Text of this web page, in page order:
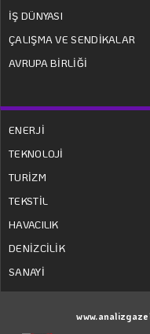
İŞ DÜNYASI
ÇALIŞMA VE SENDİKALAR
AVRUPA BİRLİĞİ
ENERJİ
TEKNOLOJİ
TURİZM
TEKSTİL
HAVACILIK
DENİZCİLİK
SANAYİ